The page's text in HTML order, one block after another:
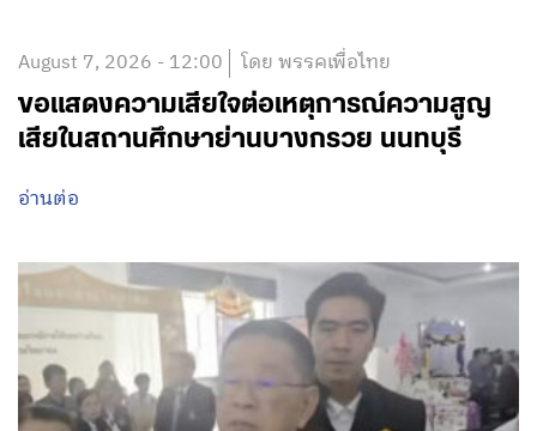
August 7, 2026 - 12:00 โดย พรรคเพื่อไทย
ขอแสดงความเสียใจต่อเหตุการณ์ความสูญ
เสียในสถานศึกษาย่านบางกรวย นนทบุรี
อ่านต่อ